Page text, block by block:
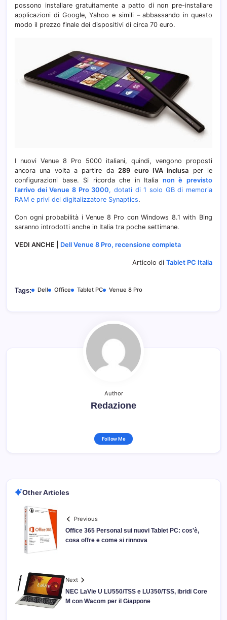
possono installare gratuitamente a patto di non pre-installare
applicazioni di Google, Yahoo e simili – abbassando in questo
modo il prezzo finale dei dispositivi di circa 70 euro.
I nuovi Venue 8 Pro 5000 italiani, quindi, vengono proposti
ancora una volta a partire da 289 euro IVA inclusa per le
configurazioni base. Si ricorda che in Italia non è previsto
l’arrivo dei Venue 8 Pro 3000, dotati di 1 solo GB di memoria
RAM e privi del digitalizzatore Synaptics.
Con ogni probabilità i Venue 8 Pro con Windows 8.1 with Bing
saranno introdotti anche in Italia tra poche settimane.
VEDI ANCHE | Dell Venue 8 Pro, recensione completa
Articolo di Tablet PC Italia
Tags: Dell Office Tablet PC Venue 8 Pro
Author
Redazione
Follow Me
Other Articles
Previous
Office 365 Personal sui nuovi Tablet PC: cos'è,
cosa offre e come si rinnova
Next
NEC LaVie U LU550/TSS e LU350/TSS, ibridi Core
M con Wacom per il Giappone